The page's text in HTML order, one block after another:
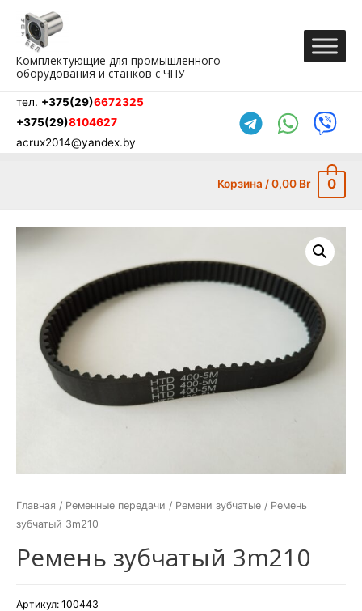
содержимому
Комплектующие для промышленного
оборудования и станков с ЧПУ
тел. +375(29)6672325
+375(29)8104627
acrux2014@yandex.by
Корзина /0,00 Br 0
Главная / Ременные передачи / Ремени зубчатые / Ремень
зубчатый 3m210
Ремень зубчатый 3m210
Артикул: 100443